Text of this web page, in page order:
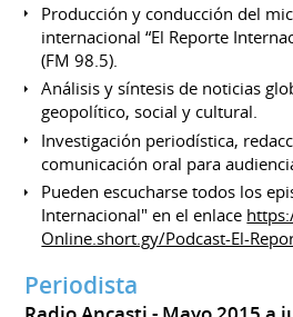
Producción y conducción del
internacional “El Reporte
(FM 98.5).
Análisis y síntesis de noticias
geopolítico, social y cultural.
Investigación periodística,
comunicación oral para
Pueden escucharse todos los
Internacional" en el enlace
Online.short.gy/Podcast-El-
Periodista